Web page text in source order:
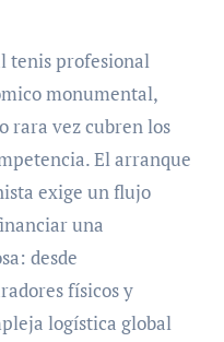
tenis profesional
monumental,
rara vez cubren los
El arranque
exige un flujo
una
desde
físicos y
logística global